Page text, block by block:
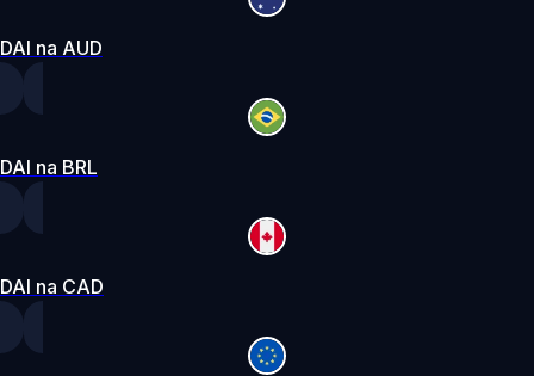
DAI na AUD
DAI na BRL
DAI na CAD